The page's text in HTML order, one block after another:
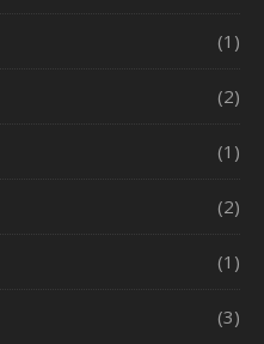
(1)
(2)
(1)
(2)
(1)
(3)